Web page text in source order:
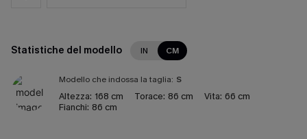
Statistiche del modello IN CM
Modello che indossa la taglia: S
Altezza: 168 cm Torace: 86 cm Vita: 66 cm
Fianchi: 86 cm